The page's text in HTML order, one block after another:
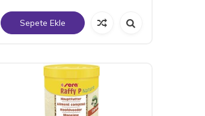
Sepete Ekle